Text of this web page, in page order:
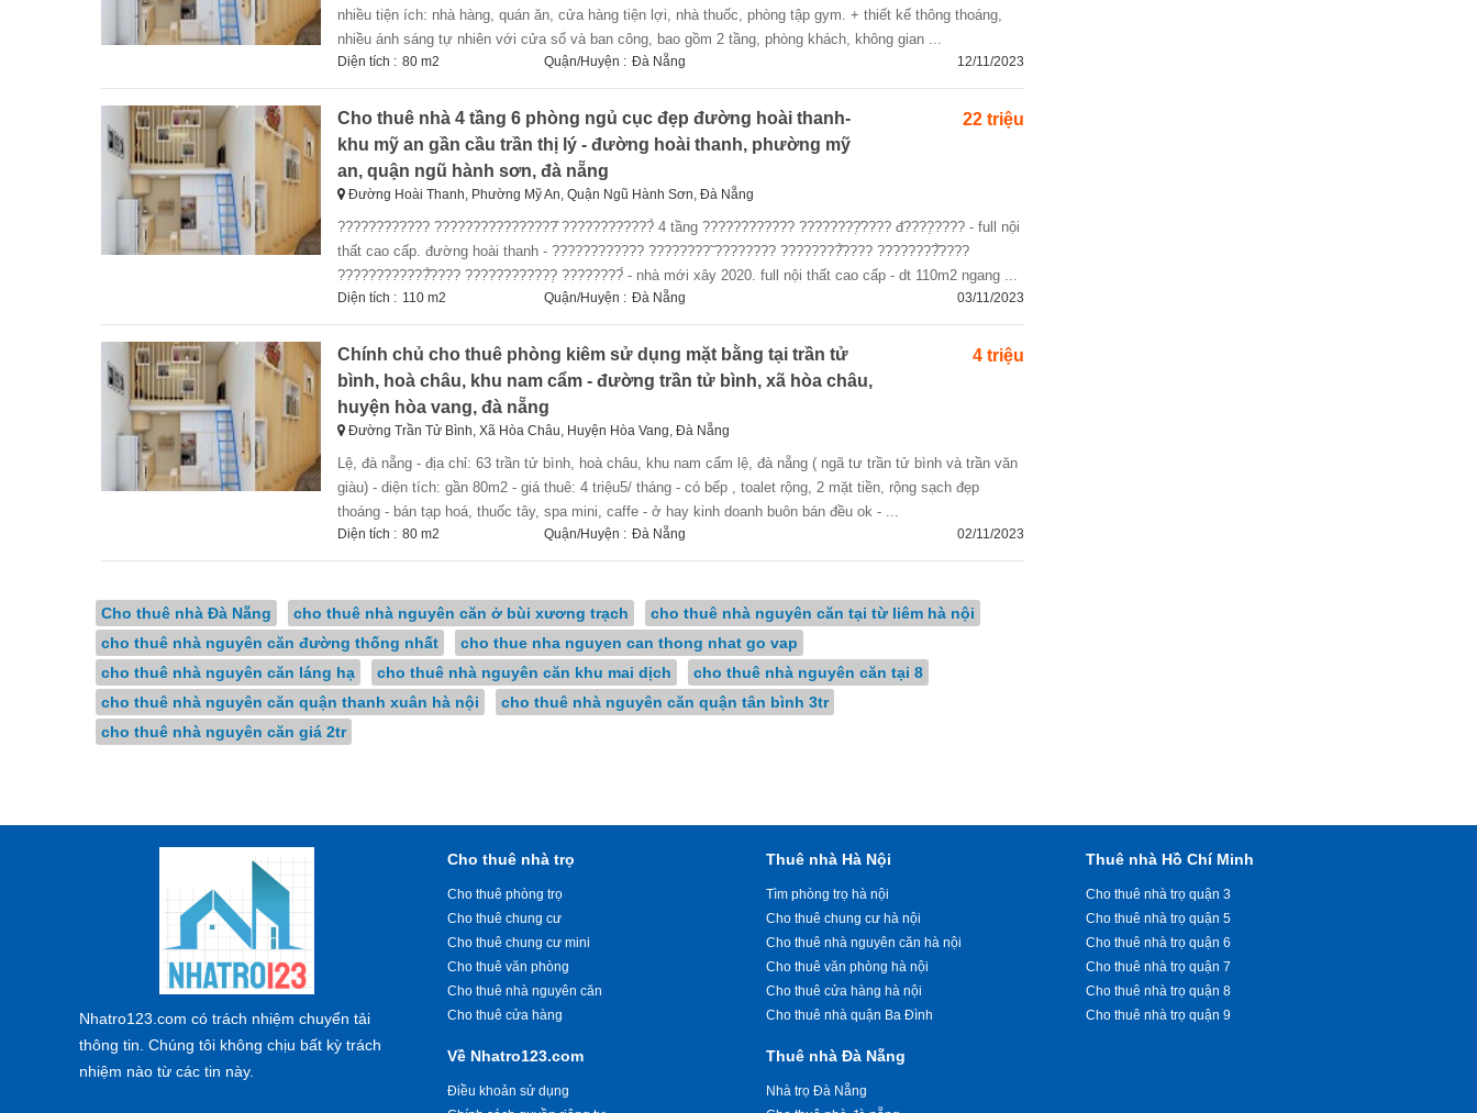
nhiều tiện ích: nhà hàng, quán ăn, cửa hàng tiện lợi, nhà thuốc, phòng tập gym. + thiết kế thông thoáng,
nhiều ánh sáng tự nhiên với cửa sổ và ban công, bao gồm 2 tầng, phòng khách, không gian ...
Diện tích : 80 m2 Quận/Huyện : Đà Nẵng 12/11/2023
22 triệu
Cho thuê nhà 4 tầng 6 phòng ngủ cục đẹp đường hoài thanh-
khu mỹ an gần cầu trần thị lý - đường hoài thanh, phường mỹ
an, quận ngũ hành sơn, đà nẵng
Đường Hoài Thanh, Phường Mỹ An, Quận Ngũ Hành Sơn, Đà Nẵng
???????????? ????????????????̂ ????????????̀ 4 tầng ???????????? ????????̛̣???? đ????̣???? - full nội
thất cao cấp. đường hoài thanh - ???????????? ????????̃ ???????? ????????̂̀???? ????????̂̀????
????????????̂̀???? ????????????̣ ????????́ - nhà mới xây 2020. full nội thất cao cấp - dt 110m2 ngang ...
Diện tích : 110 m2 Quận/Huyện : Đà Nẵng 03/11/2023
4 triệu
Chính chủ cho thuê phòng kiêm sử dụng mặt bằng tại trần tử
bình, hoà châu, khu nam cẩm - đường trần tử bình, xã hòa châu,
huyện hòa vang, đà nẵng
Đường Trần Tử Bình, Xã Hòa Châu, Huyện Hòa Vang, Đà Nẵng
lệ, đà nẵng - địa chỉ: 63 trần tử bình, hoà châu, khu nam cẩm lệ, đà nẵng ( ngã tư trần tử bình và trần văn
giàu) - diện tích: gần 80m2 - giá thuê: 4 triệu5/ tháng - có bếp , toalet rộng, 2 mặt tiền, rộng sạch đẹp
thoáng - bán tạp hoá, thuốc tây, spa mini, caffe - ở hay kinh doanh buôn bán đều ok - ...
Diện tích : 80 m2 Quận/Huyện : Đà Nẵng 02/11/2023
Cho thuê nhà Đà Nẵng cho thuê nhà nguyên căn ở bùi xương trạch
cho thuê nhà nguyên căn tại từ liêm hà nội
cho thuê nhà nguyên căn đường thống nhất
cho thue nha nguyen can thong nhat go vap
cho thuê nhà nguyên căn láng hạ
cho thuê nhà nguyên căn khu mai dịch
cho thuê nhà nguyên căn tại 8
cho thuê nhà nguyên căn quận thanh xuân hà nội
cho thuê nhà nguyên căn quận tân bình 3tr
cho thuê nhà nguyên căn giá 2tr
Cho thuê nhà trọ
Cho thuê phòng trọ
Cho thuê chung cư
Cho thuê chung cư mini
Cho thuê văn phòng
Cho thuê nhà nguyên căn
Cho thuê cửa hàng
Về Nhatro123.com
Điều khoản sử dụng
Thuê nhà Hà Nội
Tìm phòng trọ hà nội
Cho thuê chung cư hà nội
Cho thuê nhà nguyên căn hà nội
Cho thuê văn phòng hà nội
Cho thuê cửa hàng hà nội
Cho thuê nhà quận Ba Đình
Thuê nhà Đà Nẵng
Nhà trọ Đà Nẵng
Thuê nhà Hồ Chí Minh
Cho thuê nhà trọ quận 3
Cho thuê nhà trọ quận 5
Cho thuê nhà trọ quận 6
Cho thuê nhà trọ quận 7
Cho thuê nhà trọ quận 8
Cho thuê nhà trọ quận 9
Nhatro123.com có trách nhiệm chuyển tải
thông tin. Chúng tôi không chịu bất kỳ trách
nhiệm nào từ các tin này.